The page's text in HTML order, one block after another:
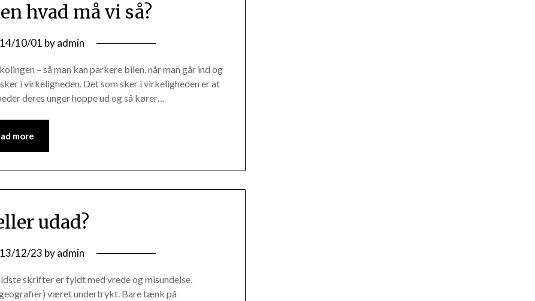
hvad må vi så?
10/01 byadmin
– så man kan parkere bilen, når man går ind og
i virkeligheden. Det som sker i virkeligheden er at
deres unger hoppe ud og så kører…
more
udad?
12/23 byadmin
skrifter er fyldt med vrede og misundelse,
været undertrykt. Bare tænk på